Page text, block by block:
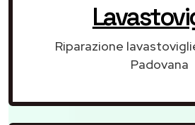
Riparazione
Padovana